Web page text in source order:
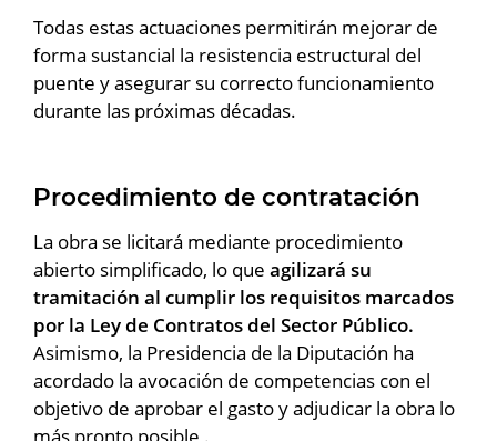
Todas estas actuaciones permitirán mejorar de
forma sustancial la resistencia estructural del
puente y asegurar su correcto funcionamiento
durante las próximas décadas.
Procedimiento de contratación
La obra se licitará mediante procedimiento
abierto simplificado, lo que agilizará su
tramitación al cumplir los requisitos marcados
por la Ley de Contratos del Sector Público.
Asimismo, la Presidencia de la Diputación ha
acordado la avocación de competencias con el
objetivo de aprobar el gasto y adjudicar la obra lo
más pronto posible .